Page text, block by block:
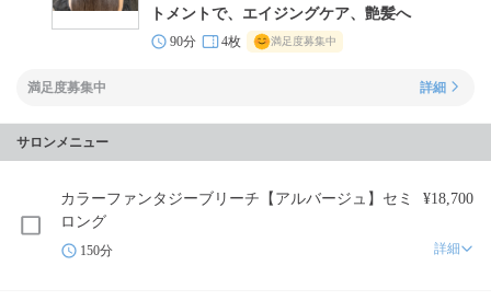
トメントで、エイジングケア、艶髪へ
90分 4枚 満足度募集中
満足度募集中 詳細
サロンメニュー
カラーファンタジーブリーチ【アルバージュ】セミ
ロング
¥18,700
150分 詳細